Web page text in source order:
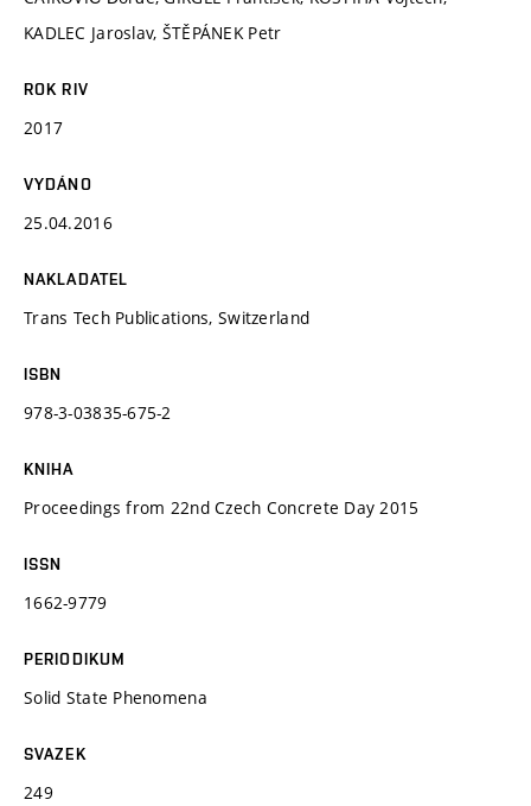
KADLEC Jaroslav, ŠTĚPÁNEK Petr
ROK RIV
2017
VYDÁNO
25.04.2016
NAKLADATEL
Trans Tech Publications, Switzerland
ISBN
978-3-03835-675-2
KNIHA
Proceedings from 22nd Czech Concrete Day 2015
ISSN
1662-9779
PERIODIKUM
Solid State Phenomena
SVAZEK
249